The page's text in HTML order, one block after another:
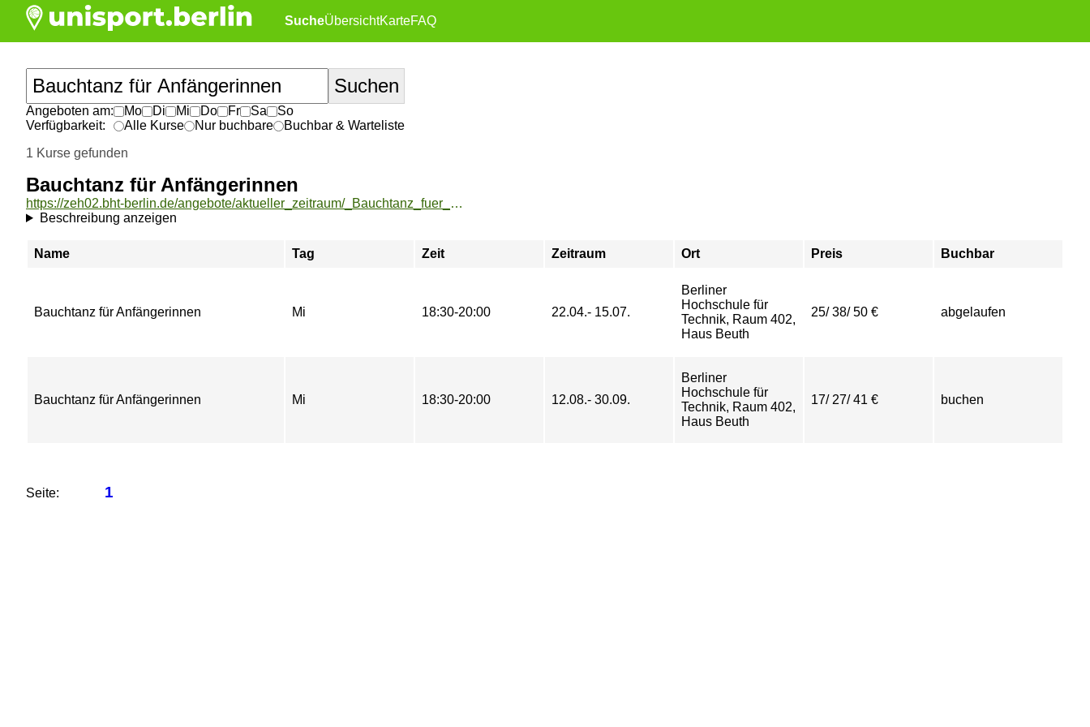
SucheÜbersichtKarteFAQ
Angeboten am: Mo Di Mi Do Fr Sa
So
Verfügbarkeit:
Alle Kurse Nur buchbare
Buchbar & Warteliste
1 Kurse gefunden
Bauchtanz für Anfängerinnen
https://zeh02.bht-berlin.de/angebote/aktueller_zeitraum/_Bauchtanz_fuer_Anfaengerinnen.html
Beschreibung anzeigen
Name Tag Zeit Zeitraum Ort Preis Buchbar
Bauchtanz für Anfängerinnen Mi 18:30-20:00 22.04.- 15.07.
Berliner
Hochschule für
Technik, Raum 402,
Haus Beuth
25/ 38/ 50 € abgelaufen
Bauchtanz für Anfängerinnen Mi 18:30-20:00 12.08.- 30.09.
Berliner
Hochschule für
Technik, Raum 402,
Haus Beuth
17/ 27/ 41 € buchen
Seite: 1